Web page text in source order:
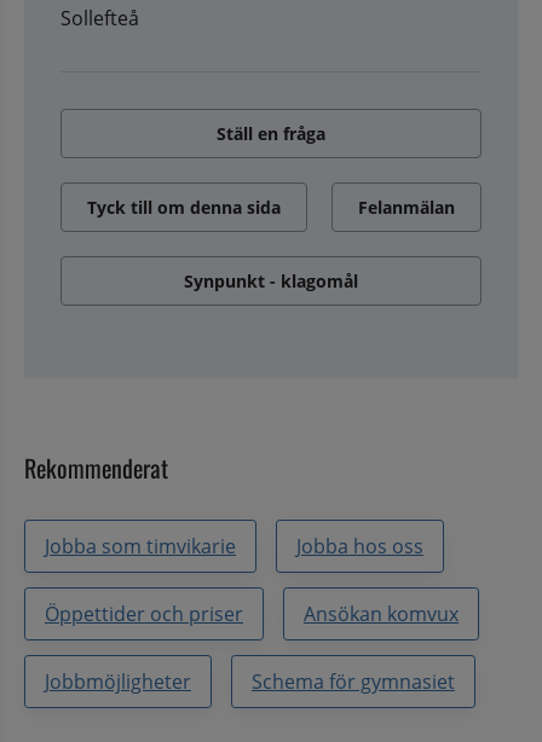
Sollefteå
Ställ en fråga
Tyck till om denna sida Felanmälan
Synpunkt - klagomål
Rekommenderat
Jobba som timvikarie Jobba hos oss
Öppettider och priser Ansökan komvux
Jobbmöjligheter Schema för gymnasiet